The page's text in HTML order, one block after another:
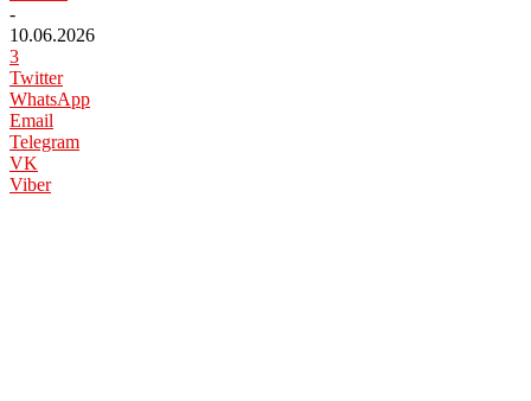
-
10.06.2026
3
Twitter
WhatsApp
Email
Telegram
VK
Viber